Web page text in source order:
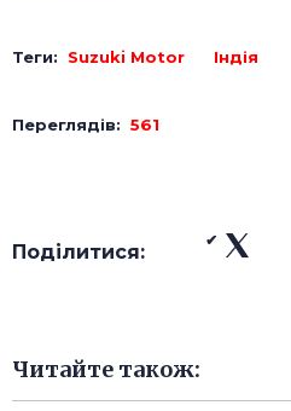
Теги: Suzuki Motor Індія
Переглядів: 561
Поділитися:
Читайте також: